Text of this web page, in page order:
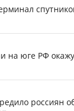
на юге РФ
россиян